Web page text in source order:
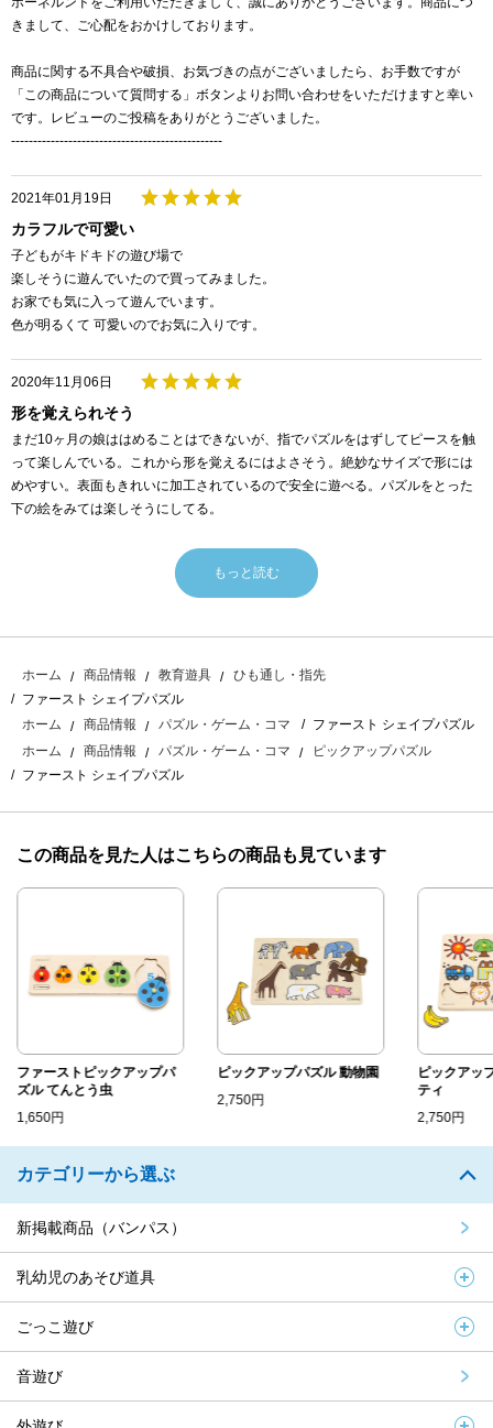
きまして、ご心配をおかけしております。
商品に関する不具合や破損、お気づきの点がございましたら、お手数ですが
「この商品について質問する」ボタンよりお問い合わせをいただけますと幸い
です。レビューのご投稿をありがとうございました。
------------------------------------------------
2021年01月19日
カラフルで可愛い
子どもがキドキドの遊び場で
楽しそうに遊んでいたので買ってみました。
お家でも気に入って遊んでいます。
色が明るくて 可愛いのでお気に入りです。
2020年11月06日
形を覚えられそう
まだ10ヶ月の娘ははめることはできないが、指でパズルをはずしてピースを触
って楽しんでいる。これから形を覚えるにはよさそう。絶妙なサイズで形には
めやすい。表面もきれいに加工されているので安全に遊べる。パズルをとった
下の絵をみては楽しそうにしてる。
もっと読む
ホーム 商品情報 教育遊具
ひも通し・指先
ファースト シェイプパズル
ホーム
商品情報 パズル・ゲーム・コマ
ファースト シェイプパズル
ホーム
商品情報 パズル・ゲーム・コマ
ピックアップパズル
ファースト シェイプパズル
この商品を見た人はこちらの商品も見ています
ファーストピックアップパ
ズル てんとう虫
1,650円
ピックアップパズル 動物園
2,750円
ピックアッ
ティ
2,750円
カテゴリーから選ぶ
新掲載商品（バンパス）
乳幼児のあそび道具
ごっこ遊び
音遊び